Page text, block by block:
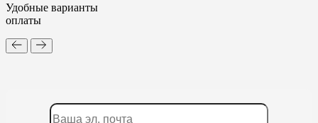
Удобные варианты
оплаты